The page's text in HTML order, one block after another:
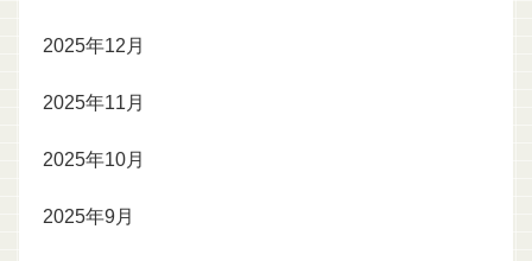
2025年12月
2025年11月
2025年10月
2025年9月